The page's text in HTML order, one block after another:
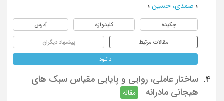
؛ صمدی، حسین ؛
چکیده کلیدواژه آدرس
مقالات مرتبط پیشنهاد دیگران
دانلود
4.
ساختار عاملی، روایی و پایایی مقیاس سبک های
هیجانی مادرانه
مقاله